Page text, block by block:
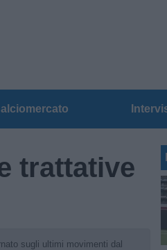
trattative
sugli ultimi movimenti dal